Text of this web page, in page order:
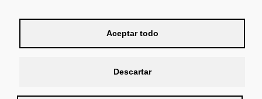
Aceptar todo
Descartar